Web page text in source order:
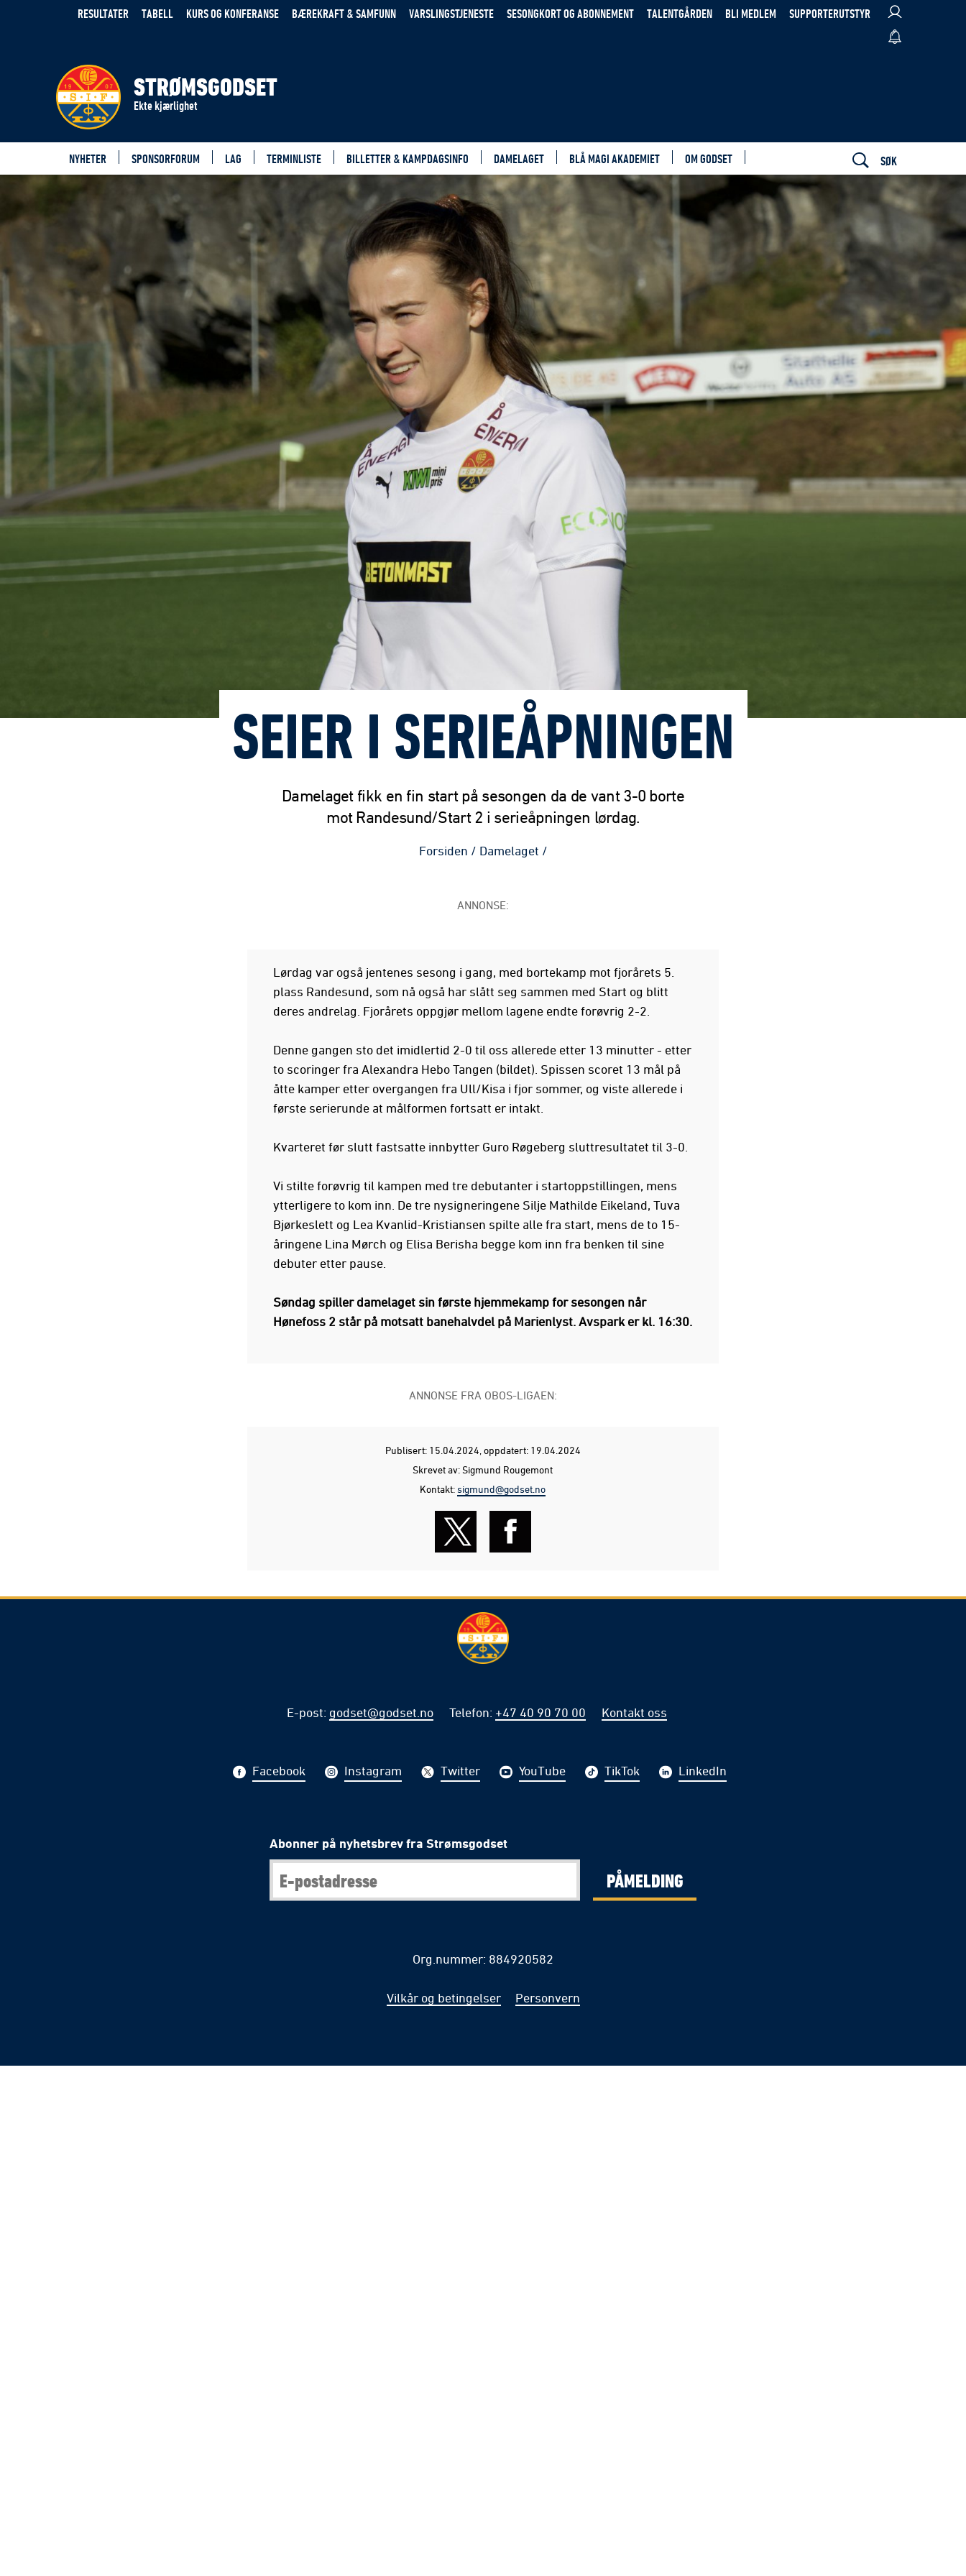
RESULTATER TABELL KURS OG KONFERANSE BÆREKRAFT & SAMFUNN VARSLINGSTJENESTE SESONGKORT OG ABONNEMENT TALENTGÅRDEN BLI MEDLEM SUPPORTERUTSTYR
STRØMSGODSET
Ekte kjærlighet
NYHETER SPONSORFORUM LAG TERMINLISTE BILLETTER & KAMPDAGSINFO DAMELAGET BLÅ MAGI AKADEMIET OM GODSET SØK
SEIER I SERIEÅPNINGEN
Damelaget fikk en fin start på sesongen da de vant 3-0 borte
mot Randesund/Start 2 i serieåpningen lørdag.
Forsiden / Damelaget /
ANNONSE:
Lørdag var også jentenes sesong i gang, med bortekamp mot fjorårets 5.
plass Randesund, som nå også har slått seg sammen med Start og blitt
deres andrelag. Fjorårets oppgjør mellom lagene endte forøvrig 2-2.
Denne gangen sto det imidlertid 2-0 til oss allerede etter 13 minutter - etter
to scoringer fra Alexandra Hebo Tangen (bildet). Spissen scoret 13 mål på
åtte kamper etter overgangen fra Ull/Kisa i fjor sommer, og viste allerede i
første serierunde at målformen fortsatt er intakt.
Kvarteret før slutt fastsatte innbytter Guro Røgeberg sluttresultatet til 3-0.
Vi stilte forøvrig til kampen med tre debutanter i startoppstillingen, mens
ytterligere to kom inn. De tre nysigneringene Silje Mathilde Eikeland, Tuva
Bjørkeslett og Lea Kvanlid-Kristiansen spilte alle fra start, mens de to 15-
åringene Lina Mørch og Elisa Berisha begge kom inn fra benken til sine
debuter etter pause.
Søndag spiller damelaget sin første hjemmekamp for sesongen når
Hønefoss 2 står på motsatt banehalvdel på Marienlyst. Avspark er kl. 16:30.
ANNONSE FRA OBOS-LIGAEN:
Publisert: 15.04.2024 , oppdatert: 19.04.2024
Skrevet av: Sigmund Rougemont
Kontakt:sigmund@godset.no
E-post: godset@godset.no Telefon: +47 40 90 70 00 Kontakt oss
Facebook Instagram Twitter YouTube TikTok LinkedIn
Abonner på nyhetsbrev fra Strømsgodset
PÅMELDING
Org.nummer: 884920582
Vilkår og betingelser Personvern